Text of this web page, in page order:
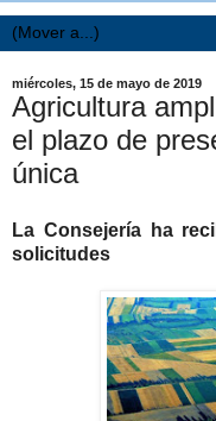
miércoles, 15 de mayo de 2019
Agricultura
el plazo de
única
La Consejería ha
solicitudes